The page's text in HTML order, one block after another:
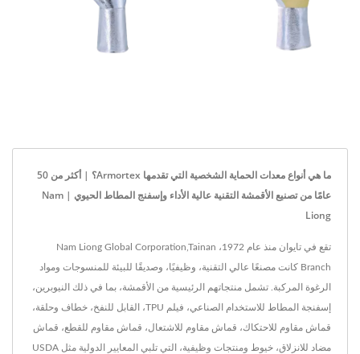
ما هي أنواع معدات الحماية الشخصية التي تقدمها Armortex؟ | أكثر من 50
عامًا من تصنيع الأقمشة التقنية عالية الأداء وإسفنج المطاط الحيوي | Nam
Liong
تقع في تايوان منذ عام 1972، Nam Liong Global Corporation,Tainan
Branch كانت مصنعًا عالي التقنية، وظيفيًا، وصديقًا للبيئة للمنسوجات ومواد
الرغوة المركبة. تشمل منتجاتهم الرئيسية من الأقمشة، بما في ذلك النيوبرين،
إسفنجة المطاط للاستخدام الصناعي، فيلم TPU، القابل للنفخ، خطاف وحلقة،
قماش مقاوم للاحتكاك، قماش مقاوم للاشتعال، قماش مقاوم للقطع، قماش
مضاد للانزلاق، خيوط ومنتجات وظيفية، التي تلبي المعايير الدولية مثل USDA